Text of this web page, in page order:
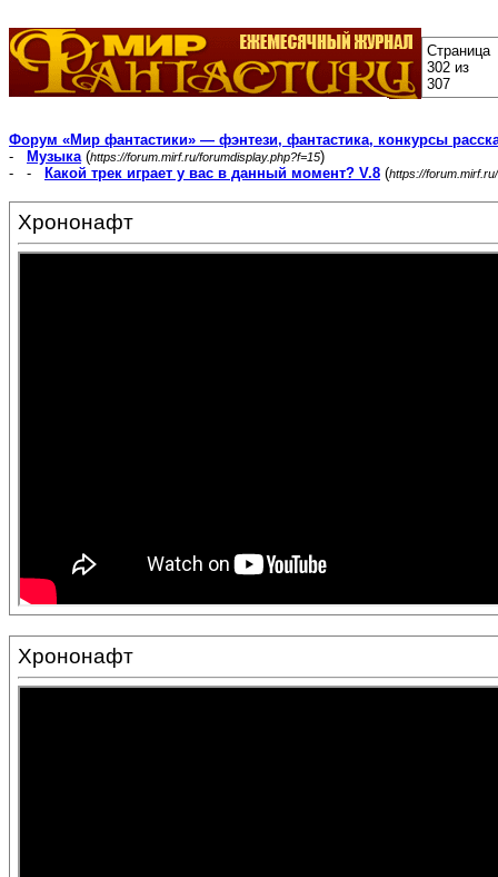
Страница
302 из
307
Форум «Мир фантастики» — фэнтези, фантастика, конкурсы
-
Музыка(https://forum.mirf.ru/forumdisplay.php?f=15)
- -
Какой трек играет у вас в данный момент? V.8 (https://
Хрононафт
Хрононафт